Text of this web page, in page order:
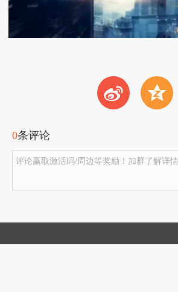
t z
0条评论
评论赢取激活码/周边等奖励！加群了解详情